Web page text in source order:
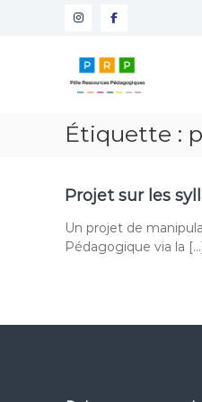
Instagram
Facebook
Pôle
Ressources
Développer
les
de
élèves
Étiquette :
Projet sur les
Un projet de
Pédagogique via la